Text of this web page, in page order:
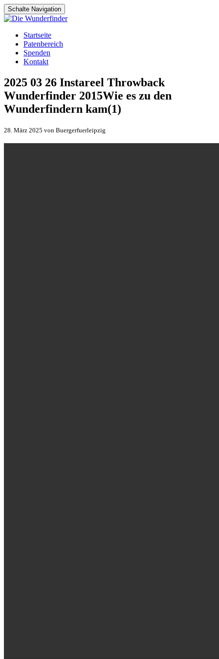
Schalte Navigation
Zum
Inhalt
springen
Startseite
Patenbereich
Spenden
Kontakt
2025 03 26 Instareel Throwback
Wunderfinder 2015Wie es zu den
Wunderfindern kam(1)
28. März 2025 von Buergerfuerleipzig